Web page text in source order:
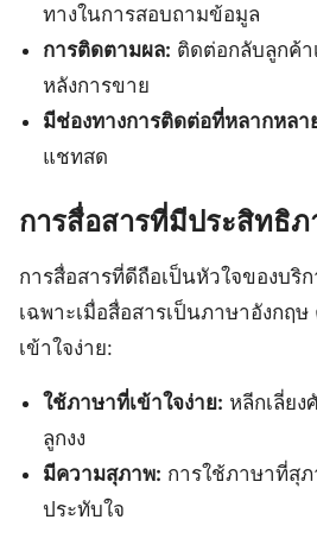
ทางในการสอบถามข้อมูล
การติดตามผล: ติดต่อกลับลูกค้
หลังการขาย
มีช่องทางการติดต่อที่หลากหลา
แชทสด
การสื่อสารที่มีประสิทธิภ
การสื่อสารที่ดีถือเป็นหัวใจของบริ
เฉพาะเมื่อสื่อสารเป็นภาษาอังกฤ
เข้าใจง่าย:
ใช้ภาษาที่เข้าใจง่าย: หลีกเลี่ย
ลูกงง
มีความสุภาพ: การใช้ภาษาที่สุ
ประทับใจ